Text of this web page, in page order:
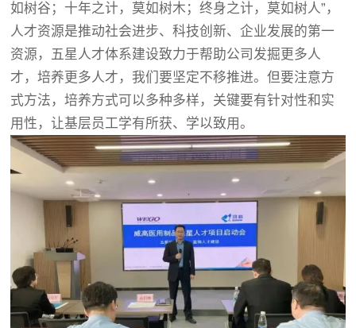
如树谷；十年之计，莫如树木；终身之计，莫如树人”，
人才资源是推动社会进步、科技创新、企业发展的第一
资源，五星人才体系建设致力于帮助公司发掘更多人
才，培养更多人才，我们要坚定不移推进。但要注意方
式方法，培养方式可以多种多样，关键要有针对性和实
用性，让基层员工学有所获、学以致用。